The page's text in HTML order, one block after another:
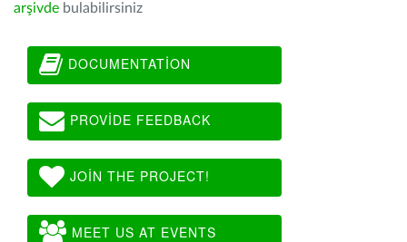
arşivde bulabilirsiniz
DOCUMENTATION
PROVIDE FEEDBACK
JOIN THE PROJECT!
MEET US AT EVENTS